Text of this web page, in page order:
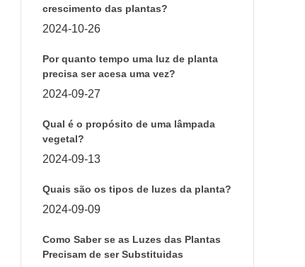
crescimento das plantas?
2024-10-26
Por quanto tempo uma luz de planta
precisa ser acesa uma vez?
2024-09-27
Qual é o propósito de uma lâmpada
vegetal?
2024-09-13
Quais são os tipos de luzes da planta?
2024-09-09
Como Saber se as Luzes das Plantas
Precisam de ser Substituidas